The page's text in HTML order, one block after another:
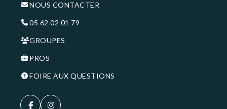
NOUS CONTACTER
05 62 02 01 79
GROUPES
PROS
FOIRE AUX QUESTIONS